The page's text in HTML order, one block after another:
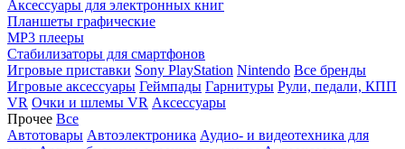
Аксессуары для электронных книг
Планшеты графические
MP3 плееры
Стабилизаторы для смартфонов
Игровые приставки Sony PlayStation Nintendo Все бренды
Игровые аксессуары Геймпады Гарнитуры Рули, педали, КПП
VR Очки и шлемы VR Аксессуары
Прочее Все
Автотовары Автоэлектроника Аудио- и видеотехника для